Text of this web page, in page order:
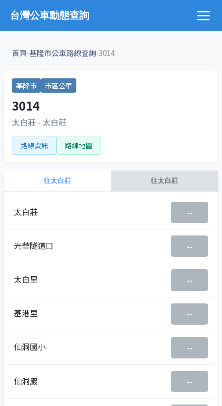
台灣公車動態查詢
首頁›基隆市公車路線查詢›3014
基隆市 市區公車
3014
太白莊 - 太白莊
路線資訊 路線地圖
往太白莊 往太白莊
太白莊 --
光華隧道口 --
太白里 --
基港里 --
仙洞國小 --
仙洞巖 --